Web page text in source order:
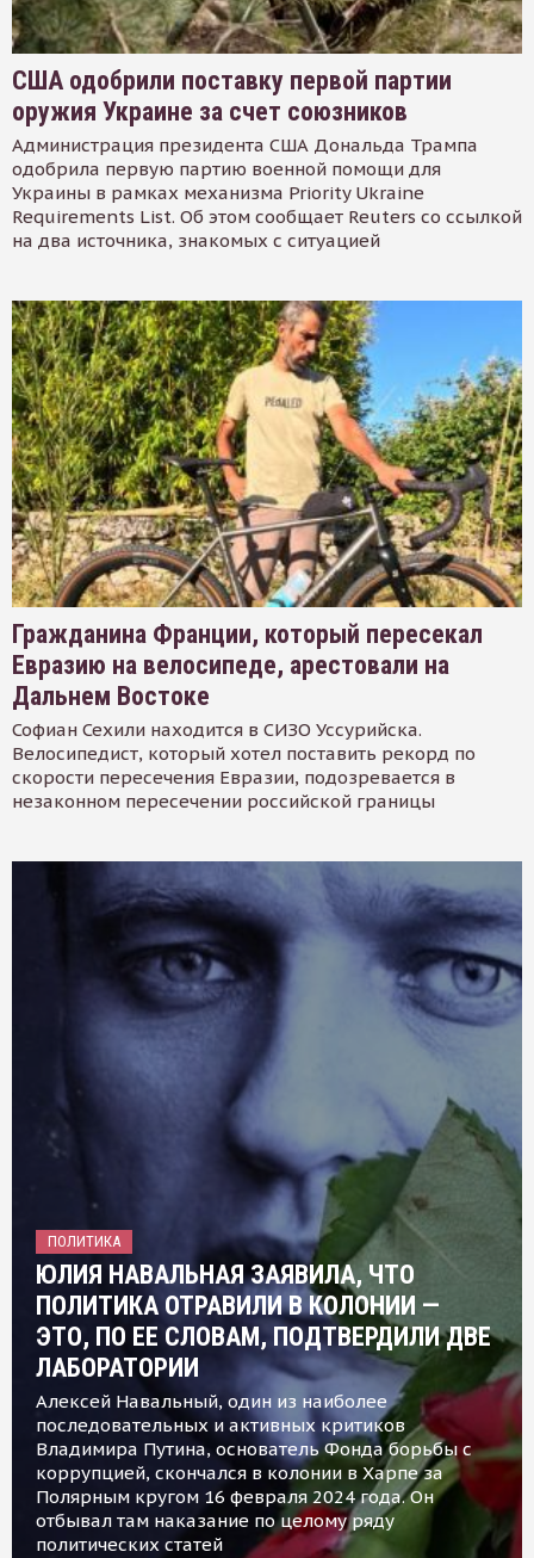
США одобрили поставку первой партии
оружия Украине за счет союзников
Администрация президента США Дональда Трампа
одобрила первую партию военной помощи для
Украины в рамках механизма Priority Ukraine
Requirements List. Об этом сообщает Reuters со ссылкой
на два источника, знакомых с ситуацией
Гражданина Франции, который пересекал
Евразию на велосипеде, арестовали на
Дальнем Востоке
Софиан Сехили находится в СИЗО Уссурийска.
Велосипедист, который хотел поставить рекорд по
скорости пересечения Евразии, подозревается в
незаконном пересечении российской границы
ПОЛИТИКА
ЮЛИЯ НАВАЛЬНАЯ ЗАЯВИЛА, ЧТО
ПОЛИТИКА ОТРАВИЛИ В КОЛОНИИ —
ЭТО, ПО ЕЕ СЛОВАМ, ПОДТВЕРДИЛИ ДВЕ
ЛАБОРАТОРИИ
Алексей Навальный, один из наиболее
последовательных и активных критиков
Владимира Путина, основатель Фонда борьбы с
коррупцией, скончался в колонии в Харпе за
Полярным кругом 16 февраля 2024 года. Он
отбывал там наказание по целому ряду
политических статей